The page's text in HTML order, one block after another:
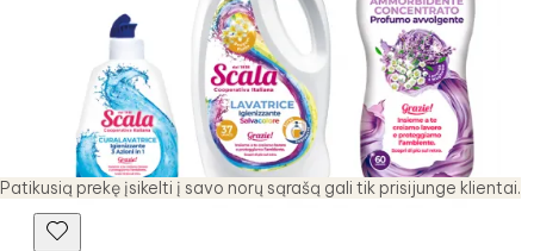
Patikusią prekę įsikelti į savo norų sąrašą gali tik prisijunge klientai.